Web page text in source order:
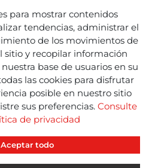
para mostrar contenidos
tendencias, administrar el
de los movimientos de
sitio y recopilar información
base de usuarios en su
las cookies para disfrutar
posible en nuestro sitio
sus preferencias. Consulte
de privacidad
Aceptar todo